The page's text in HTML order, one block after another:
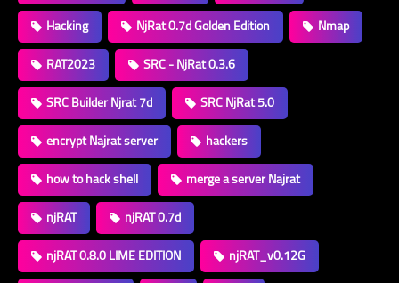
Hacking
NjRat 0.7d Golden Edition
Nmap
RAT2023
SRC - NjRat 0.3.6
SRC Builder Njrat 7d
SRC NjRat 5.0
encrypt Najrat server
hackers
how to hack shell
merge a server Najrat
njRAT
njRAT 0.7d
njRAT 0.8.0 LIME EDITION
njRAT_v0.12G